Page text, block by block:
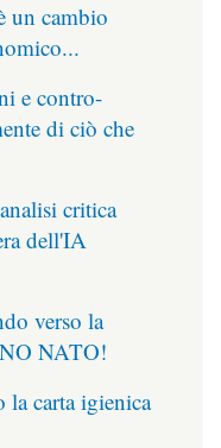
un cambio
e contro-
di ciò che
critica
dell'IA
verso la
NATO!
la carta igienica